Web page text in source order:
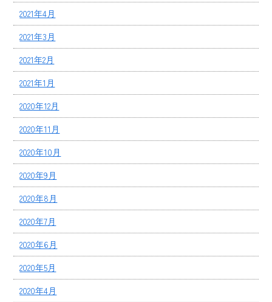
2021年4月
2021年3月
2021年2月
2021年1月
2020年12月
2020年11月
2020年10月
2020年9月
2020年8月
2020年7月
2020年6月
2020年5月
2020年4月